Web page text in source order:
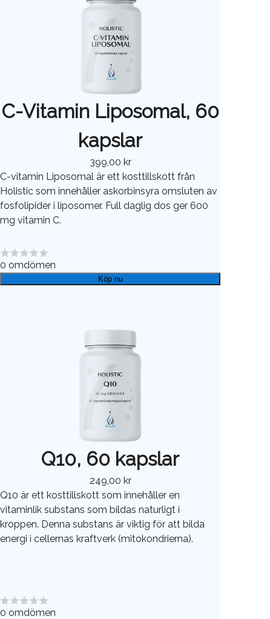
C-Vitamin Liposomal, 60
kapslar
399,00 kr
C-vitamin Liposomal är ett kosttillskott från
Holistic som innehåller askorbinsyra omsluten av
fosfolipider i liposomer. Full daglig dos ger 600
mg vitamin C.
0 omdömen
Köp nu
Q10, 60 kapslar
249,00 kr
Q10 är ett kosttillskott som innehåller en
vitaminlik substans som bildas naturligt i
kroppen. Denna substans är viktig för att bilda
energi i cellernas kraftverk (mitokondrierna).
0 omdömen